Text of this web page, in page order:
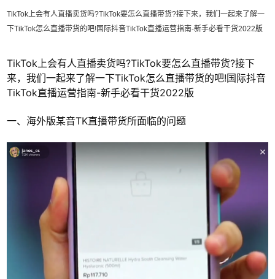
TikTok上会有人直播卖货吗?TikTok要怎么直播带货?接下来，我们一起来了解一
下TikTok怎么直播带货的吧!国际抖音TikTok直播运营指南-新手必看干货2022版
TikTok上会有人直播卖货吗?TikTok要怎么直播带货?接下
来，我们一起来了解一下TikTok怎么直播带货的吧!国际抖音
TikTok直播运营指南-新手必看干货2022版
一、海外版某音TK直播带货所面临的问题